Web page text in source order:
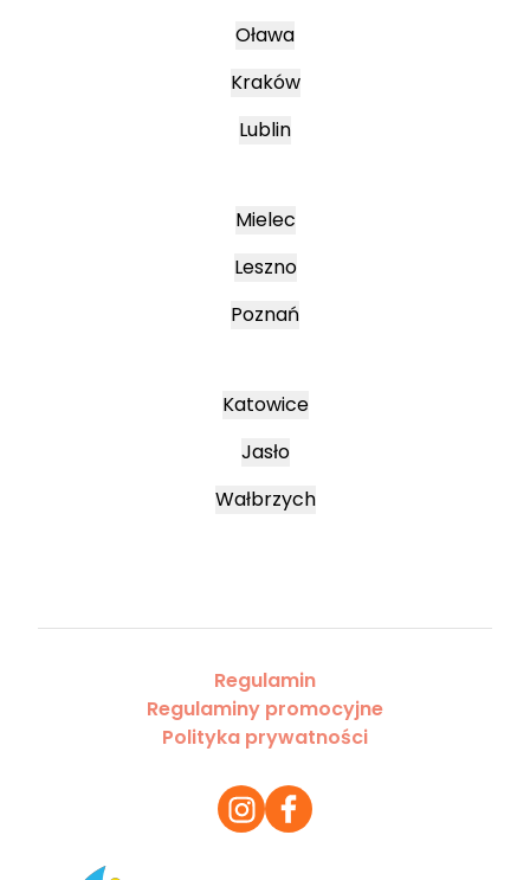
Oława
Kraków
Lublin
Mielec
Leszno
Poznań
Katowice
Jasło
Wałbrzych
Regulamin
Regulaminy promocyjne
Polityka prywatności